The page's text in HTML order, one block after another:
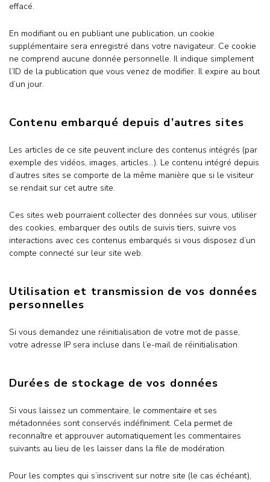
effacé.
En modifiant ou en publiant une publication, un cookie
supplémentaire sera enregistré dans votre navigateur. Ce cookie
ne comprend aucune donnée personnelle. Il indique simplement
l’ID de la publication que vous venez de modifier. Il expire au bout
d’un jour.
Contenu embarqué depuis d’autres sites
Les articles de ce site peuvent inclure des contenus intégrés (par
exemple des vidéos, images, articles…). Le contenu intégré depuis
d’autres sites se comporte de la même manière que si le visiteur
se rendait sur cet autre site.
Ces sites web pourraient collecter des données sur vous, utiliser
des cookies, embarquer des outils de suivis tiers, suivre vos
interactions avec ces contenus embarqués si vous disposez d’un
compte connecté sur leur site web.
Utilisation et transmission de vos données
personnelles
Si vous demandez une réinitialisation de votre mot de passe,
votre adresse IP sera incluse dans l’e-mail de réinitialisation.
Durées de stockage de vos données
Si vous laissez un commentaire, le commentaire et ses
métadonnées sont conservés indéfiniment. Cela permet de
reconnaître et approuver automatiquement les commentaires
suivants au lieu de les laisser dans la file de modération.
Pour les comptes qui s’inscrivent sur notre site (le cas échéant),